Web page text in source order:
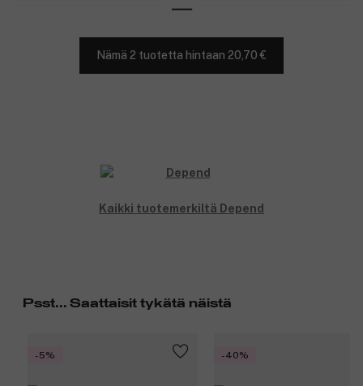
Nämä 2 tuotetta hintaan 20,70 €
Kaikki tuotemerkiltä Depend
Psst... Saattaisit tykätä näistä
-5% -40%